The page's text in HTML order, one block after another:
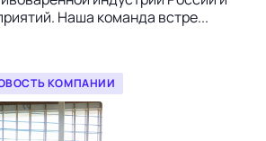
Наша команда встре...
КОМПАНИИ